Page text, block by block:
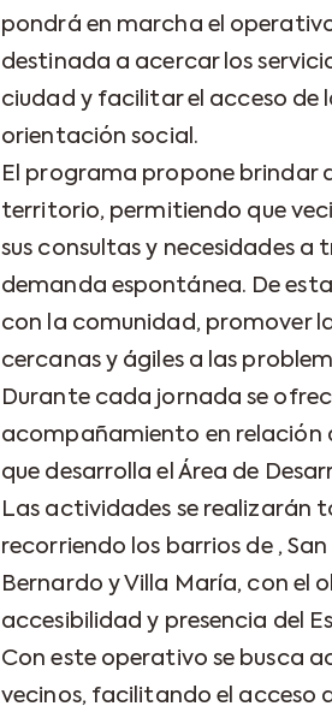
pondrá en marcha el
destinada a acercar los
ciudad y facilitar el acceso de
orientación social.
El programa propone brindar
territorio, permitiendo que
sus consultas y necesidades a
demanda espontánea. De
con la comunidad, promover
cercanas y ágiles a las
Durante cada jornada se
acompañamiento en relación
que desarrolla el Área de
Las actividades se realizarán
recorriendo los barrios de ,
Bernardo y Villa María, con el
accesibilidad y presencia del
Con este operativo se busca
vecinos, facilitando el acceso